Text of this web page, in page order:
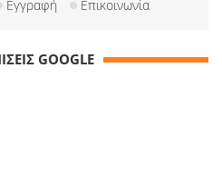
Εγγραφή Επικοινωνία
GOOGLE